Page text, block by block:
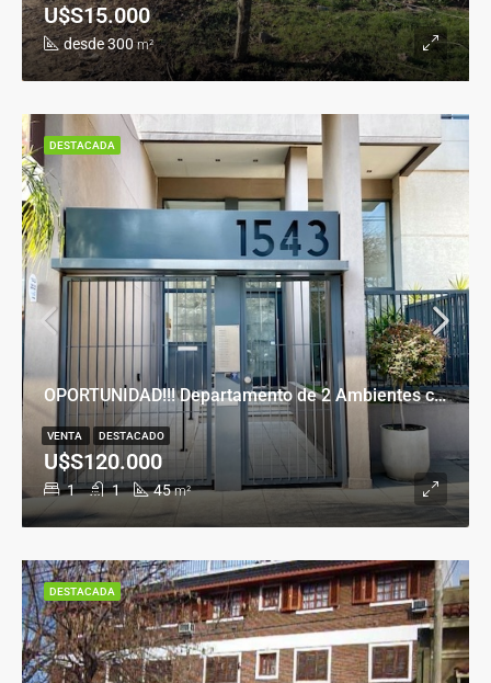
desde 300 m²
U$S15.000
OPORTUNIDAD!!! Departamento de 2 Ambientes con Cochera en Banfield Este
1 1 45 m²
U$S120.000
VENTA DESTACADO
DESTACADA
DESTACADA